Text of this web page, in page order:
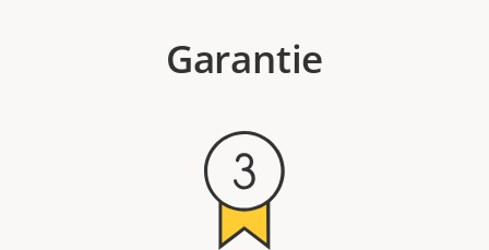
Garantie